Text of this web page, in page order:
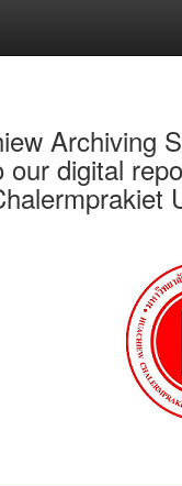
Archiving
our digital